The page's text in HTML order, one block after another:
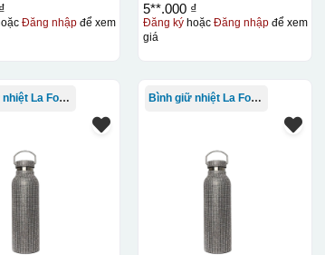
3: Cho vào lò nung ở nhiệt độ 700-800 độ C
xưởng in sẽ in lên 1 loại giấy đặc biệt, và kích
to quá
Đăng nhậpđể xem
5**.000 ₫
Đăng ký hoặcĐăng nhập để xem
giá
Bình giữ nhiệt La Fonte Bình giữ nhiệt La Fonte